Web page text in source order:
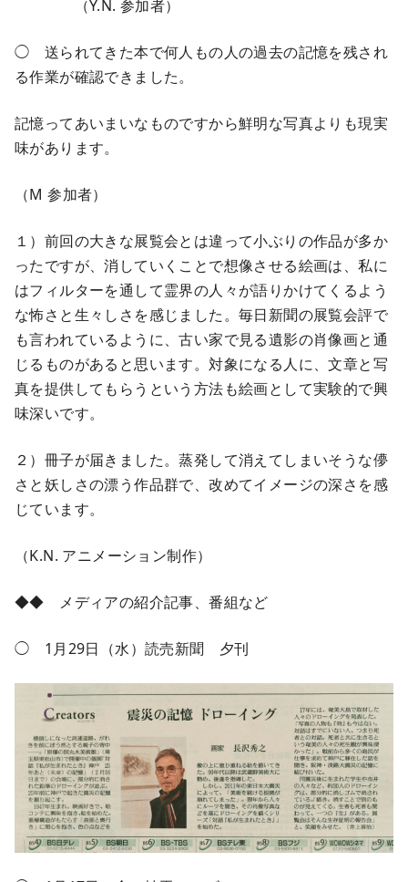
（Y.N. 参加者）
◯ 送られてきた本で何人もの人の過去の記憶を残され
る作業が確認できました。
記憶ってあいまいなものですから鮮明な写真よりも現実
味があります。
（M 参加者）
１）前回の大きな展覧会とは違って小ぶりの作品が多か
ったですが、消していくことで想像させる絵画は、私に
はフィルターを通して霊界の人々が語りかけてくるよう
な怖さと生々しさを感じました。毎日新聞の展覧会評で
も言われているように、古い家で見る遺影の肖像画と通
じるものがあると思います。対象になる人に、文章と写
真を提供してもらうという方法も絵画として実験的で興
味深いです。
２）冊子が届きました。蒸発して消えてしまいそうな儚
さと妖しさの漂う作品群で、改めてイメージの深さを感
じています。
（K.N. アニメーション制作）
◆◆ メディアの紹介記事、番組など
◯ 1月29日（水）読売新聞 夕刊